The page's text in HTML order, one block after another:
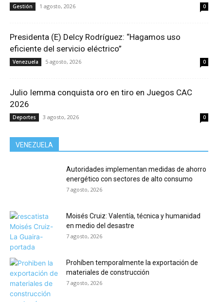
Gestión 1 agosto, 2026 0
Presidenta (E) Delcy Rodríguez: “Hagamos uso
eficiente del servicio eléctrico”
Venezuela 5 agosto, 2026 0
Julio Iemma conquista oro en tiro en Juegos CAC
2026
Deportes 3 agosto, 2026 0
VENEZUELA
Autoridades implementan medidas de ahorro
energético con sectores de alto consumo
7 agosto, 2026
Moisés Cruiz: Valentía, técnica y humanidad
en medio del desastre
7 agosto, 2026
Prohíben temporalmente la exportación de
materiales de construcción
7 agosto, 2026